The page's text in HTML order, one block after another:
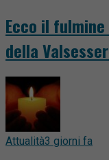
Ecco il
della
Attualità3 giorni fa